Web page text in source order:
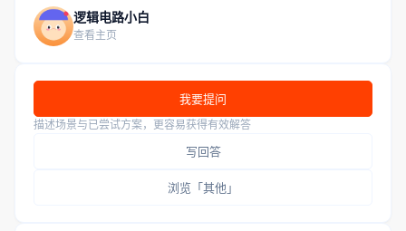
逻辑电路小白
查看主页
我要提问
描述场景与已尝试方案，更容易获得有效解答
写回答
浏览「其他」